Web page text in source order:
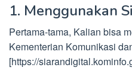
1. Menggunakan
Pertama-tama, Kalian bisa
Kementerian Komunikasi
[https://